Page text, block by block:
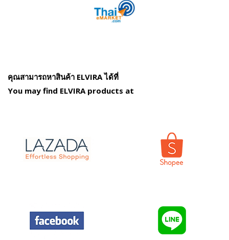
คุณสามารถหาสินค้า ELVIRA ได้ที่
You may find ELVIRA products at